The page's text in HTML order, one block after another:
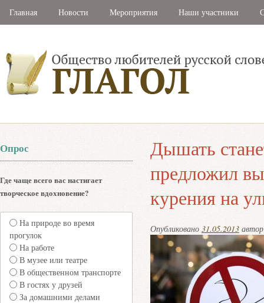
Главная Новости Мероприятия Наши участники
Дышать
предложил
курения на
Опубликовано 31.05.2013
Опрос
Где чаще всего вас настигает
творческое вдохновение?
На природе во время
прогулок
На работе
В музее или театре
В общественном транспорте
В гостях у друзей
За домашними делами